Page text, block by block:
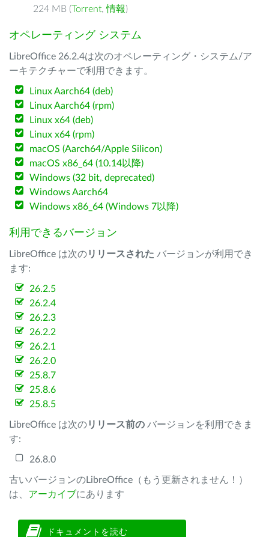
224 MB (Torrent,情報)
オペレーティング システム
LibreOffice 26.2.4は次のオペレーティング・システム/ア
ーキテクチャーで利用できます。
Linux Aarch64 (deb)
Linux Aarch64 (rpm)
Linux x64 (deb)
Linux x64 (rpm)
macOS (Aarch64/Apple Silicon)
macOS x86_64 (10.14以降)
Windows (32 bit, deprecated)
Windows Aarch64
Windows x86_64 (Windows 7以降)
利用できるバージョン
LibreOffice は次のリリースされた バージョンが利用でき
ます:
26.2.5
26.2.4
26.2.3
26.2.2
26.2.1
26.2.0
25.8.7
25.8.6
25.8.5
LibreOffice は次のリリース前の バージョンを利用できま
す:
26.8.0
古いバージョンのLibreOffice（もう更新されません！）
は、 アーカイブにあります
ドキュメントを読む